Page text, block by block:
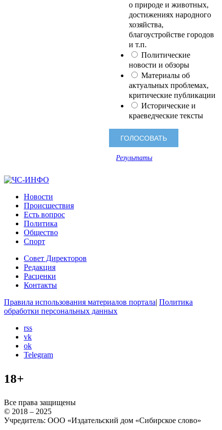
о природе и животных,
достижениях народного
хозяйства,
благоустройстве городов
и т.п.
Политические
новости и обзоры
Материалы об
актуальных проблемах,
критические публикации
Исторические и
краеведческие тексты
Результаты
Новости
Происшествия
Есть вопрос
Политика
Общество
Спорт
Совет Директоров
Редакция
Расценки
Контакты
Правила использования материалов портала| Политика
обработки персональных данных
rss
vk
ok
Telegram
18+
Все права защищены
© 2018 – 2025
Учредитель: ООО «Издательский дом «Сибирское слово»